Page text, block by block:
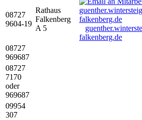
08727
9604-19
Rathaus
Falkenberg
A 5
falkenberg.de
08727
969687
08727
7170
oder
969687
09954
307